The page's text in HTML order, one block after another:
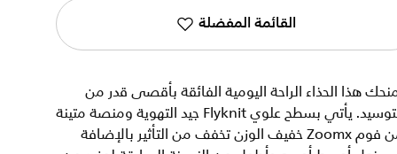
القائمة المفضلة
هذا الحذاء الراحة اليومية الفائقة بأقصى قدر من
التوسيد. يأتي بسطح علوي Flyknit جيد التهوية ومنصة متينة
من فوم Zoomx خفيف الوزن تخفف من التأثير بالإضافة